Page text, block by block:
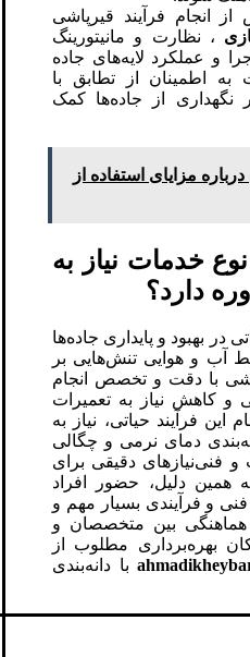
انجام فرآیند قیرپاشی
، نظارت و مانیتورینگ
و عملکرد لایه‌های جاده
به اطمینان از تطابق با
نگهداری از جاده‌ها کمک
ای 05 عنوان درباره مزایای استفاده از
خدمات نیاز به
دارد؟
در بهبود و پایداری جاده‌ها
آب و هوایی تنش‌هایی بر
با دقت و تخصص انجام
و کاهش نیاز به تعمیرات
فرآیند حیاتی، نیاز به
دمای نرمی و چگالی
فنی‌نیازهای دقیقی برای
همین دلیل، حضور افراد
و فرآیندی بسیار مهم و
بین متخصصان و
بهره‌برداری مطلوب از
با دانه‌بندی